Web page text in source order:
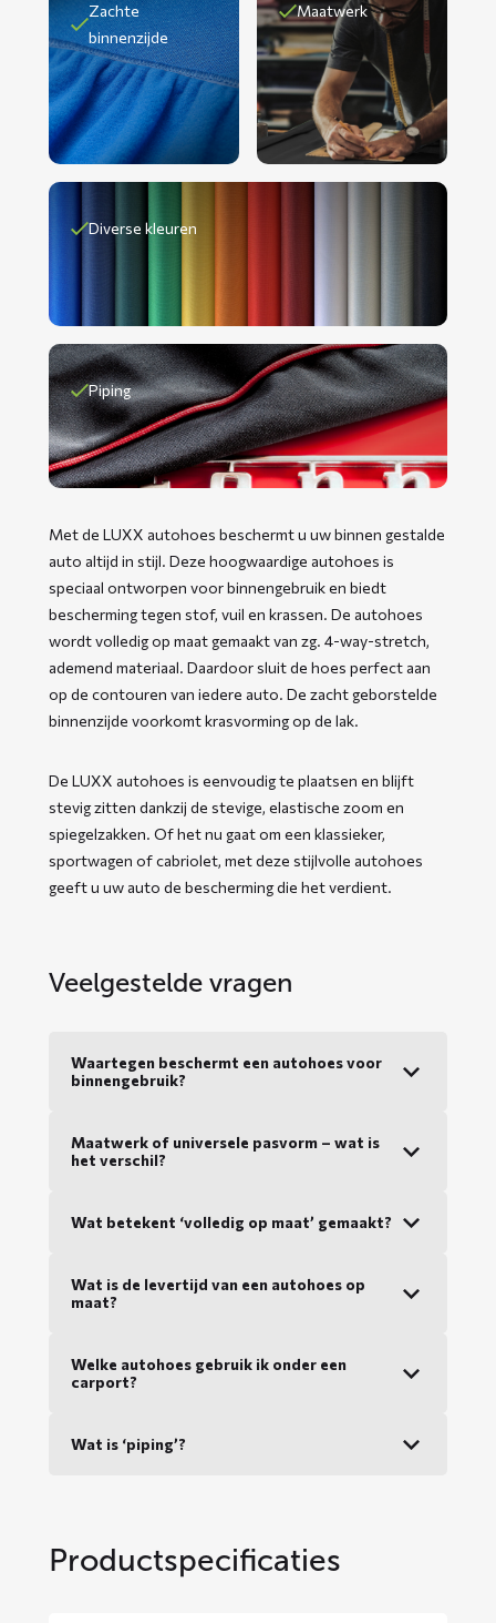
Zachte
binnenzijde
Maatwerk
Diverse kleuren
Piping
Met de LUXX autohoes beschermt u uw binnen gestalde
auto altijd in stijl. Deze hoogwaardige autohoes is
speciaal ontworpen voor binnengebruik en biedt
bescherming tegen stof, vuil en krassen. De autohoes
wordt volledig op maat gemaakt van zg. 4-way-stretch,
ademend materiaal. Daardoor sluit de hoes perfect aan
op de contouren van iedere auto. De zacht geborstelde
binnenzijde voorkomt krasvorming op de lak.
De LUXX autohoes is eenvoudig te plaatsen en blijft
stevig zitten dankzij de stevige, elastische zoom en
spiegelzakken. Of het nu gaat om een klassieker,
sportwagen of cabriolet, met deze stijlvolle autohoes
geeft u uw auto de bescherming die het verdient.
Veelgestelde vragen
Waartegen beschermt een autohoes voor
binnengebruik?
Maatwerk of universele pasvorm – wat is
het verschil?
Wat betekent ‘volledig op maat’ gemaakt?
Wat is de levertijd van een autohoes op
maat?
Welke autohoes gebruik ik onder een
carport?
Wat is ‘piping’?
Productspecificaties